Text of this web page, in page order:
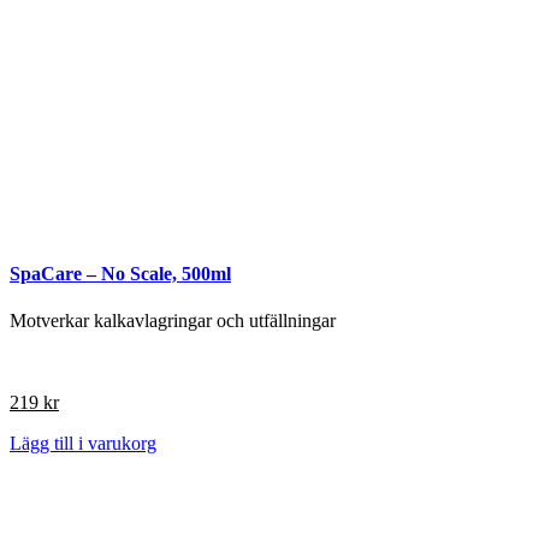
SpaCare – No Scale, 500ml
Motverkar kalkavlagringar och utfällningar
219 kr
Lägg till i varukorg